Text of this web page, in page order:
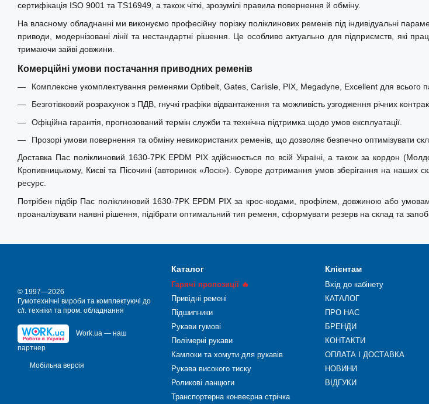
Альтернативні номери:1630K7, 642K7, Gates 7PK1630, Contitech 7PK1630, Dayco 7PK1630.
Переваги ременів PIX EPDM
• Підвищена термостійкість (до +130°C)
спеціалізується на рішеннях для промисловості, сільського господарства та побутової техніки.
Ремені серії PIX-Force з EPDM-гуми відрізняються підвищеною термостійкістю, зносостійкістю
та тривалим терміном служби, забезпечуючи стабільну роботу навіть у складних умовах
експлуатації.
сертифікація ISO 9001 та TS16949, а також чіткі, зрозумілі правила повернення й обміну.
На власному обладнанні ми виконуємо професійну порізку поліклинових ременів під індивідуальні
приводи, модернізовані лінії та нестандартні рішення. Це особливо актуально для підприємств, які
тримаючи зайві довжини.
Комерційні умови постачання приводних ременів
Комплексне укомплектування ременями Optibelt, Gates, Carlisle, PIX, Megadyne, Excellent для всього
Безготівковий розрахунок з ПДВ, гнучкі графіки відвантаження та можливість узгодження річних
Офіційна гарантія, прогнозований термін служби та технічна підтримка щодо умов експлуатації.
Прозорі умови повернення та обміну невикористаних ременів, що дозволяє безпечно оптимізувати
Доставка Пас поліклиновий 1630-7PK EPDM PIX здійснюється по всій Україні, а також за кордон
Кропивницькому, Києві та Пісочині (авторинок «Лоск»). Суворе дотримання умов зберігання на
ресурс.
Потрібен підбір Пас поліклиновий 1630-7PK EPDM PIX за крос-кодами, профілем, довжиною або
проаналізувати наявні рішення, підібрати оптимальний тип ременя, сформувати резерв на склад та
© 1997—2026
Гумотехнічні вироби та комплектуючі до
с/г. техніки та пром. обладнання
Work.ua — наш
партнер
Мобільна версія
Каталог
Гарячі пропозиції 🔥
Привідні ремені
Підшипники
Рукави гумові
Полімерні рукави
Камлоки та хомути для рукавів
Рукава високого тиску
Роликові ланцюги
Транспортерна конвеєрна стрічка
Клієнтам
Вхід до кабінету
КАТАЛОГ
ПРО НАС
БРЕНДИ
КОНТАКТИ
ОПЛАТА І ДОСТАВКА
НОВИНИ
ВІДГУКИ